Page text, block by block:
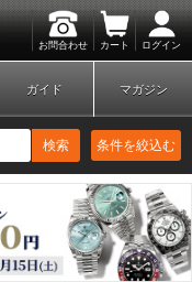
お問合わせ カート ログイン
ログイン
ガイド マガジン
検索 条件を絞込む